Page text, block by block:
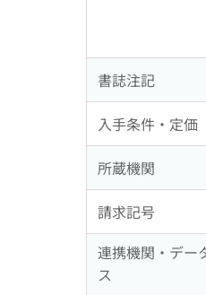
書誌注記
入手条件・定価
所蔵機関
請求記号
連携機関・デー
ス